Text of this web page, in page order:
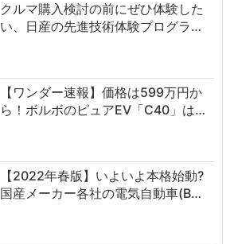
クルマ購入検討の前にぜひ体験した
い、日産の先進技術体験プログラ…
【ワンダー速報】価格は599万円か
ら！ボルボのピュアEV「C40」は…
【2022年春版】いよいよ本格始動?
国産メーカー各社の電気自動車(B…